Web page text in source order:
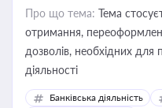
Про що тема: Тема
отримання,
дозволів, необхідних
діяльності
Банківська діяльність